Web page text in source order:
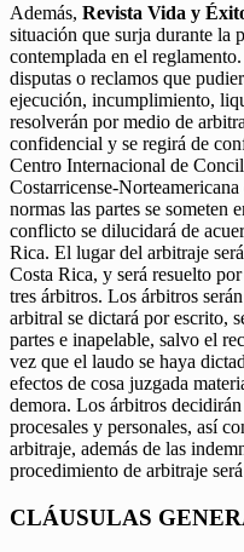
Además, Revista Vida y
situación que surja durante la
contemplada en el
disputas o reclamos que
ejecución, incumplimiento,
resolverán por medio de
confidencial y se regirá de
Centro Internacional de
Costarricense-
normas las partes se
conflicto se dilucidará de
Rica. El lugar del arbitraje
Costa Rica, y será resuelto
tres árbitros. Los árbitros
arbitral se dictará por escrito,
partes e inapelable, salvo el
vez que el laudo se haya
efectos de cosa juzgada
demora. Los árbitros
procesales y personales, así
arbitraje, además de las
procedimiento de arbitraje
CLÁUSULAS